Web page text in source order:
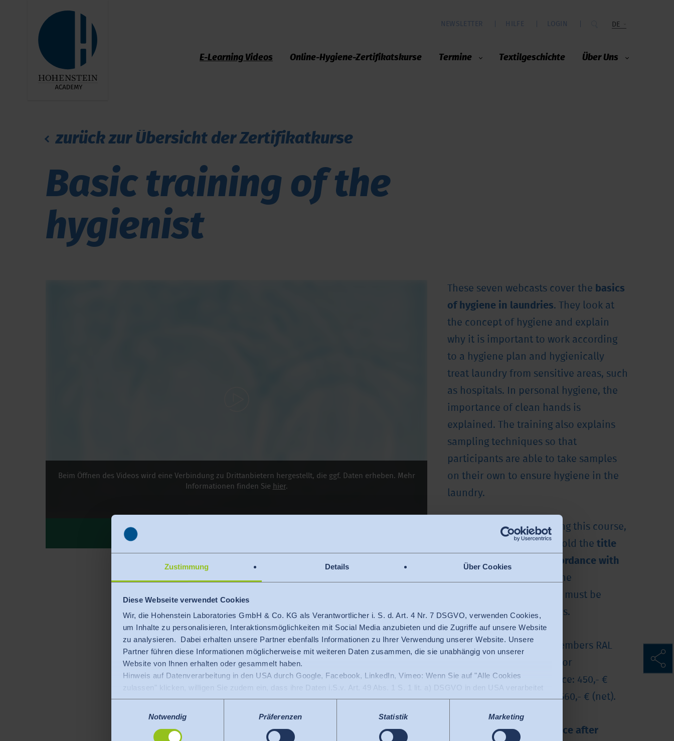
Zustimmung Details Über Cookies
Diese Webseite verwendet Cookies
Wir, die Hohenstein Laboratories GmbH & Co. KG als Verantwortlicher i. S. d. Art. 4 Nr. 7 DSGVO, verwenden Cookies,
um Inhalte zu personalisieren, Interaktionsmöglichkeiten mit Social Media anzubieten und die Zugriffe auf unsere Website
zu analysieren. Dabei erhalten unsere Partner ebenfalls Informationen zu Ihrer Verwendung unserer Website. Unsere
Partner führen diese Informationen möglicherweise mit weiteren Daten zusammen, die sie unabhängig von unserer
Website von Ihnen erhalten oder gesammelt haben.
Hinweis auf Datenverarbeitung in den USA durch Google, Facebook, LinkedIn, Vimeo: Wenn Sie auf "Alle Cookies
zulassen" klicken, willigen Sie zudem ein, dass ihre Daten i.S.v. Art. 49 Abs. 1 S. 1 lit. a) DSGVO in den USA verarbeitet
werden dürfen. Die USA gelten nach derzeitiger Rechtslage als Land mit unzureichendem Datenschutzniveau. Es besteht
gibt es keine Rechtsmittel gegen diese Praxis vorzugehen.
Sie können erteilte Einwilligungen jederzeit widerrufen
Notwendig
Präferenzen Statistik Marketing
E-Learning Videos Online-Hygiene-Zertifikatskurse Termine Textilgeschichte Über Uns
NEWSLETTER HILFE LOGIN DE
zurück zur Übersicht der Zertifikatkurse
Basic training of the
hygienist
Beim Öffnen des Videos wird eine Verbindung zu Drittanbietern hergestellt, die ggf. Daten erheben. Mehr
Informationen finden Sie hier.
These seven webcasts cover the basics
of hygiene in laundries. They look at
the concept of hygiene and explain
why it is important to work according
to a hygiene plan and hygienically
treat laundry from sensitive areas, such
as hospitals. In personal hygiene, the
importance of clean hands is
explained. The training also explains
sampling techniques so that
participants are able to take samples
on their own to ensure hygiene in the
laundry.
By successfully completing this course,
you will be qualified to hold thetitle
of hygiene officer in accordance with
and leads to the
. This course must be
renewed every three years.
Cost of this course for members RAL
Cerification Association for
Responsible Textile Service: 450,- €
(net), for non-members: 560,- € (net).
You will receive the invoice after